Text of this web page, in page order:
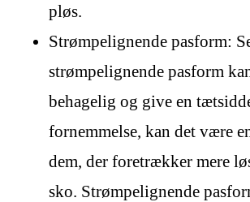
pløs.
Strømpelignende pasform:
strømpelignende pasform
behagelig og give en
fornemmelse, kan det være
dem, der foretrækker mere
sko. Strømpelignende